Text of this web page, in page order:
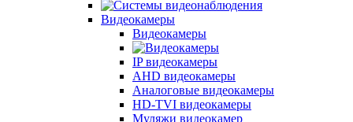
Видеокамеры
Видеокамеры
IP видеокамеры
AHD видеокамеры
Аналоговые видеокамеры
HD-TVI видеокамеры
Муляжи видеокамер